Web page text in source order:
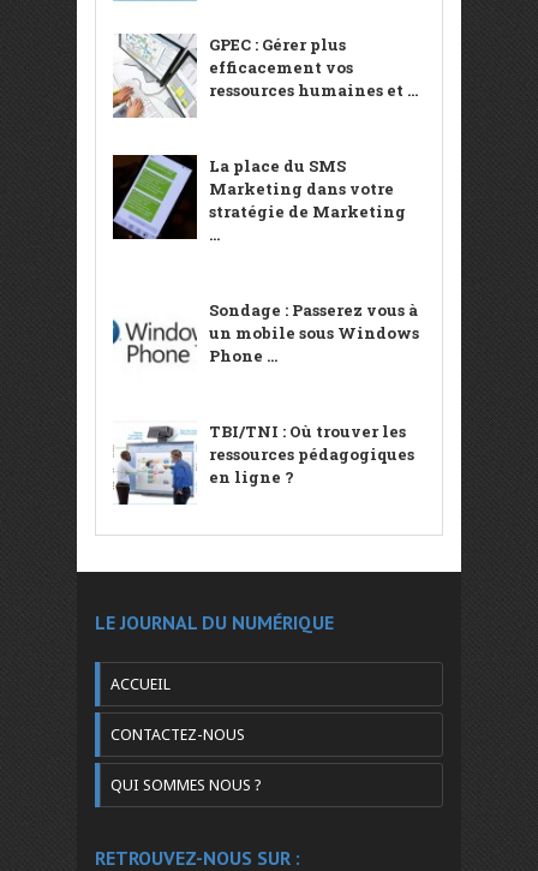
GPEC : Gérer plus
efficacement vos
ressources humaines et ...
La place du SMS
Marketing dans votre
stratégie de Marketing
...
Sondage : Passerez vous à
un mobile sous Windows
Phone ...
TBI/TNI : Où trouver les
ressources pédagogiques
en ligne ?
LE JOURNAL DU NUMÉRIQUE
ACCUEIL
CONTACTEZ-NOUS
QUI SOMMES NOUS ?
RETROUVEZ-NOUS SUR :